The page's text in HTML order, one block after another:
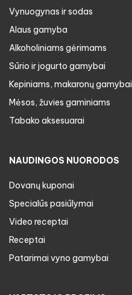
Vynuogynas ir sodas
Alaus gamyba
Alkoholiniams gėrimams
Sūrio ir jogurto gamybai
Kepiniams, makaronų gamybai
Mėsos, žuvies gaminiams
Tabako aksesuarai
NAUDINGOS NUORODOS
Dovanų kuponai
Specialūs pasiūlymai
Video receptai
Receptai
Patarimai vyno gamybai